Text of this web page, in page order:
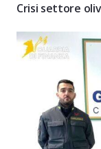
Crisi settore